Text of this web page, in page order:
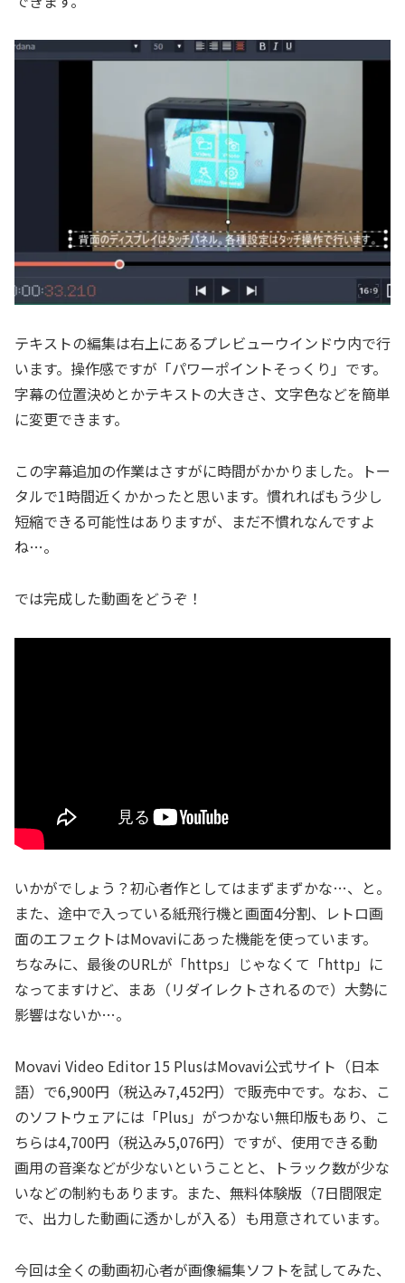
テキストの編集は右上にあるプレビューウインドウ内で行
います。操作感ですが「パワーポイントそっくり」です。
字幕の位置決めとかテキストの大きさ、文字色などを簡単
に変更できます。
この字幕追加の作業はさすがに時間がかかりました。トー
タルで1時間近くかかったと思います。慣れればもう少し
短縮できる可能性はありますが、まだ不慣れなんですよ
ね…。
では完成した動画をどうぞ！
いかがでしょう？初心者作としてはまずまずかな…、と。
また、途中で入っている紙飛行機と画面4分割、レトロ画
面のエフェクトはMovaviにあった機能を使っています。
ちなみに、最後のURLが「https」じゃなくて「http」に
なってますけど、まあ（リダイレクトされるので）大勢に
影響はないか…。
Movavi Video Editor 15 PlusはMovavi公式サイト（日本
語）で6,900円（税込み7,452円）で販売中です。なお、こ
のソフトウェアには「Plus」がつかない無印版もあり、こ
ちらは4,700円（税込み5,076円）ですが、使用できる動
画用の音楽などが少ないということと、トラック数が少な
いなどの制約もあります。また、無料体験版（7日間限定
で、出力した動画に透かしが入る）も用意されています。
今回は全くの動画初心者が画像編集ソフトを試してみた、